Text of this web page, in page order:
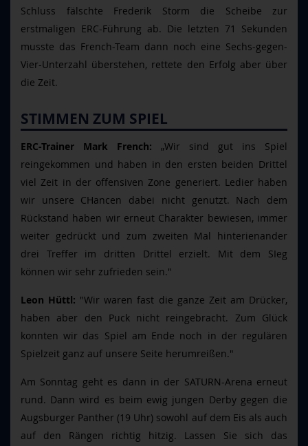
Schluss fälschte Frederik Storm die Scheibe zur
erstmaligen ERC-Führung ab. Die letzten 71 Sekunden
musste das French-Team dann noch eine Sechs-gegen-
Vier-Unterzahl überstehen, rettete den Erfolg aber über
die Zeit.
STIMMEN ZUM SPIEL
ERC-Trainer Mark French: „Wir sind gut ins Spiel
reingekommen und haben in den ersten beiden Drittel
viel Zeit in der offensiven Zone generiert. Ledier haben
wir unsere CHancen dabei nicht genutzt. Nach dem
Rückstand haben wir erneut Charakter bewiesen, immer
weiter gedrückt und zum zweiten Mal hinterienander
drei Treffer im dritten Drittel erzielt. Mit dem SIeg
können wir sehr zufrieden sein."
Leon Hüttl: "Wir waren fast die ganze Zeit am Drücker,
haben aber den Puck nicht reingebracht. Zum Glück
konnten wir das Spiel am Ende noch in der regulären
Spielzeit ganz auf unsere Seite herumreißen."
Am Sonntag geht es dann in der SATURN-Arena erneut
rund. Dann wird es beim ewig jungen Derby gegen die
Augsburger Panther (19 Uhr) sowohl auf dem Eis als auch
auf den Rängen richtig hitzig. Lassen Sie sich das